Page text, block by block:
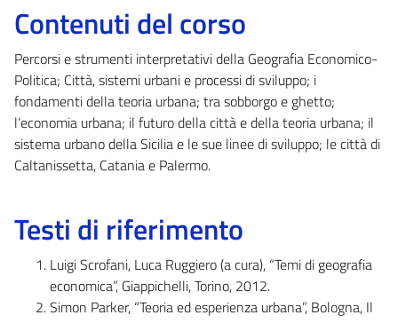
Contenuti del corso
Percorsi e strumenti interpretativi della Geografia Economico-
Politica; Città, sistemi urbani e processi di sviluppo; i
fondamenti della teoria urbana; tra sobborgo e ghetto;
l’economia urbana; il futuro della città e della teoria urbana; il
sistema urbano della Sicilia e le sue linee di sviluppo; le città di
Caltanissetta, Catania e Palermo.
Testi di riferimento
Luigi Scrofani, Luca Ruggiero (a cura), “Temi di geografia
economica”, Giappichelli, Torino, 2012.
Simon Parker, “Teoria ed esperienza urbana”, Bologna, Il